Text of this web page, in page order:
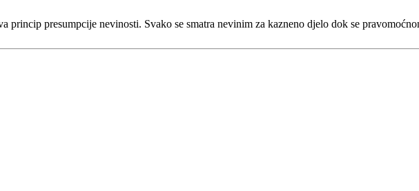
princip presumpcije nevinosti. Svako se smatra nevinim za kazneno djelo dok se